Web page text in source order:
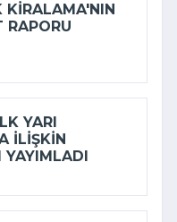
RAPORU
YARI
ILIŞKIN